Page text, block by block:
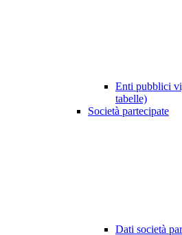
Enti pubblici
tabelle)
Società partecipate
Dati società